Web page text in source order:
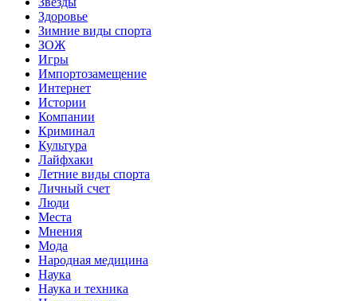
Здоровье
Зимние виды спорта
ЗОЖ
Игры
Импортозамещение
Интернет
Истории
Компании
Криминал
Культура
Лайфхаки
Летние виды спорта
Личный счет
Люди
Места
Мнения
Мода
Народная медицина
Наука
Наука и техника